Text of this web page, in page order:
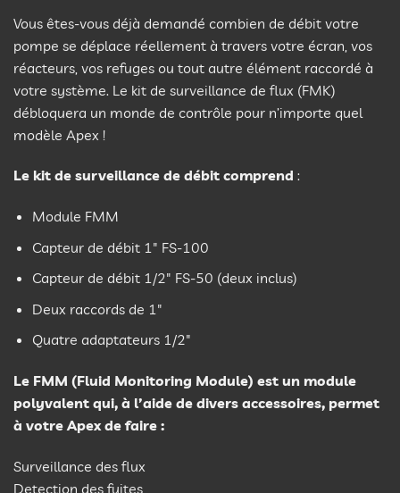
Vous êtes-vous déjà demandé combien de débit votre
pompe se déplace réellement à travers votre écran, vos
réacteurs, vos refuges ou tout autre élément raccordé à
votre système. Le kit de surveillance de flux (FMK)
débloquera un monde de contrôle pour n’importe quel
modèle Apex !
Le kit de surveillance de débit comprend :
Module FMM
Capteur de débit 1″ FS-100
Capteur de débit 1/2″ FS-50 (deux inclus)
Deux raccords de 1″
Quatre adaptateurs 1/2″
Le FMM (Fluid Monitoring Module) est un module
polyvalent qui, à l’aide de divers accessoires, permet
à votre Apex de faire :
Surveillance des flux
Detection des fuites